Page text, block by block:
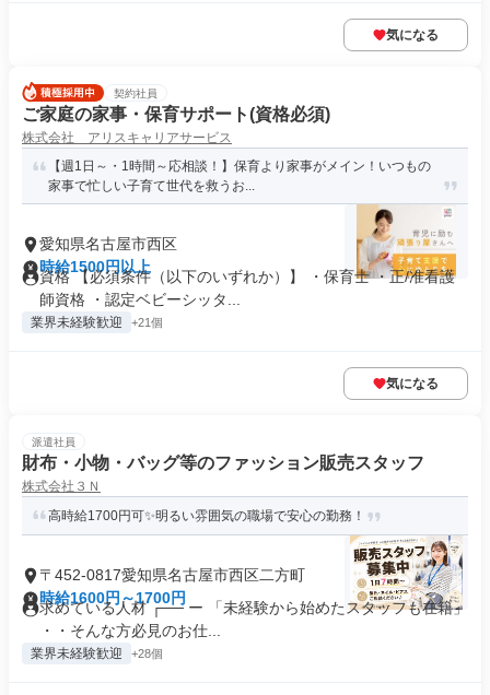
気になる
契約社員
ご家庭の家事・保育サポート(資格必須)
株式会社 アリスキャリアサービス
【週1日～・1時間～応相談！】保育より家事がメイン！いつもの
家事で忙しい子育て世代を救うお...
愛知県名古屋市西区
時給1500円以上
資格 【必須条件（以下のいずれか）】 ・保育士 ・正/准看護
師資格 ・認定ベビーシッタ...
業界未経験歓迎 +21個
気になる
派遣社員
財布・小物・バッグ等のファッション販売スタッフ
株式会社３Ｎ
高時給1700円可✨明るい雰囲気の職場で安心の勤務！
〒452-0817愛知県名古屋市西区二方町
時給1600円～1700円
求めている人材 ┌── ー 「未経験から始めたスタッフも在籍」
・・そんな方必見のお仕...
業界未経験歓迎 +28個